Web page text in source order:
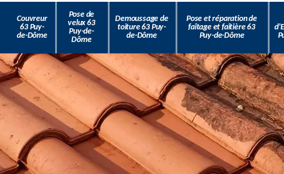
Couvreur
63 Puy-
de-Dôme
Pose de
velux 63
Puy-de-
Dôme
Demoussage de
toiture 63 Puy-
de-Dôme
Pose et réparation de
faîtage et faîtière 63
Puy-de-Dôme